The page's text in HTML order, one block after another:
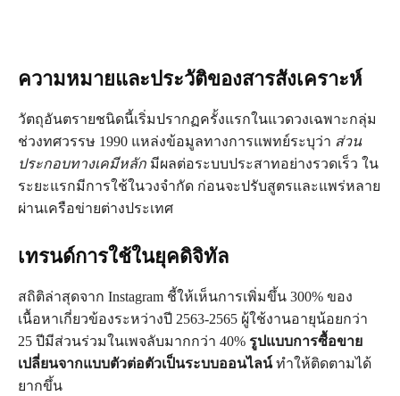
ความหมายและประวัติของสารสังเคราะห์
วัตถุอันตรายชนิดนี้เริ่มปรากฏครั้งแรกในแวดวงเฉพาะกลุ่ม
ช่วงทศวรรษ 1990 แหล่งข้อมูลทางการแพทย์ระบุว่า ส่วน
ประกอบทางเคมีหลัก มีผลต่อระบบประสาทอย่างรวดเร็ว ใน
ระยะแรกมีการใช้ในวงจำกัด ก่อนจะปรับสูตรและแพร่หลาย
ผ่านเครือข่ายต่างประเทศ
เทรนด์การใช้ในยุคดิจิทัล
สถิติล่าสุดจาก Instagram ชี้ให้เห็นการเพิ่มขึ้น 300% ของ
เนื้อหาเกี่ยวข้องระหว่างปี 2563-2565 ผู้ใช้งานอายุน้อยกว่า
25 ปีมีส่วนร่วมในเพจลับมากกว่า 40% รูปแบบการซื้อขาย
เปลี่ยนจากแบบตัวต่อตัวเป็นระบบออนไลน์ทำให้ติดตามได้
ยากขึ้น